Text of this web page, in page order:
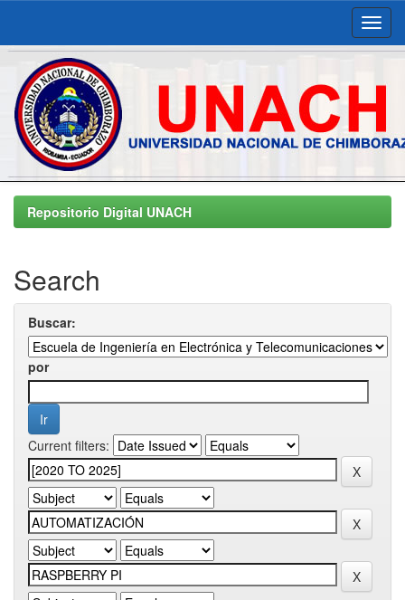
Skip
navigationRepositorio Digital UNACH
Search
Buscar:
por
Current filters: